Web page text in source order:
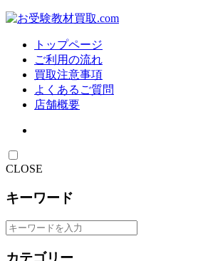
トップページ
ご利用の流れ
買取注意事項
よくあるご質問
店舗概要
CLOSE
キーワード
カテゴリー